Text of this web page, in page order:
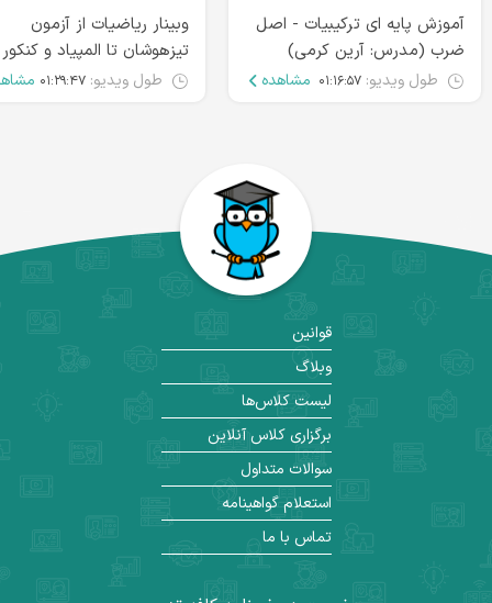
آموزش پایه ای ترکیبیات - اصل
ضرب (مدرس: آرین کرمی)
طول ویدیو: ۰۱:۱۶:۵۷ مشاهده
وبینار ریاضیات از آزمون
تیزهوشان تا المپیاد و کنکور
طول ویدیو: ۰۱:۲۹:۴۷
قوانین
وبلاگ
لیست کلاس‌ها
برگزاری کلاس آنلاین
سوالات متداول
استعلام گواهینامه
تماس با ما